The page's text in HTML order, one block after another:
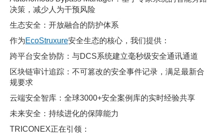
决策，减少人为干预风险
生态安全：开放融合的防护体系
作为EcoStruxure安全生态的核心，我们提供：
跨平台安全协防：与DCS系统建立毫秒级安全通讯通道
区块链审计追踪：不可篡改的安全事件记录，满足最新合
规要求
云端安全智库：全球3000+安全案例库的实时经验共享
未来安全：持续进化的保障能力
TRICONEX正在引领：